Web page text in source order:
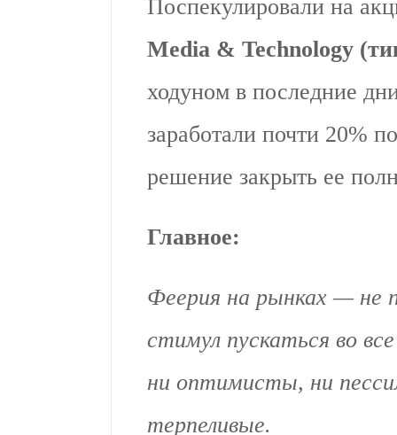
Поспекулировали на
Media & Technology
ходуном в последние
заработали почти 20%
решение закрыть ее
Главное:
Феерия на рынках — не
стимул пускаться во
ни оптимисты, ни
терпеливые.